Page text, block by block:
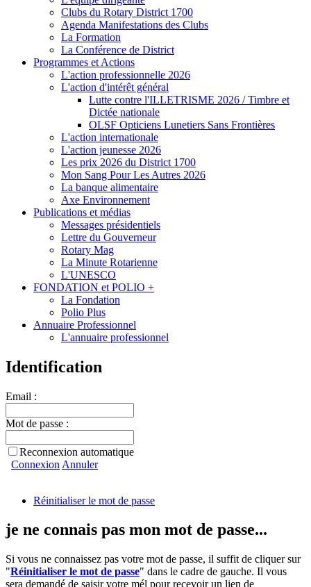
Clubs du Rotary District 1700
Agenda Manifestations des Clubs
La Formation
La Conférence de District
Programmes et Actions
L'action professionnelle 2026
L'action d'intérêt général
Lutte contre l'ILLETRISME 2026 / Timbre et
Dictée nationale
OLSF Opticiens Lunetiers Sans Frontières
L'action internationale
L'action jeunesse 2026
Les prix 2026 du District 1700
Mon Sang Pour Les Autres 2026
La banque alimentaire
Axe Environnement
Publications et médias
Messages présidentiels
Lettre du Gouverneur
Rotary Mag
La Minute Rotarienne
L'UNESCO
FONDATION et POLIO +
La Fondation
Polio Plus
Annuaire Professionnel
L'annuaire professionnel
Identification
Email :
Mot de passe :
Reconnexion automatique
Connexion Annuler
Réinitialiser le mot de passe
je ne connais pas mon mot de passe...
Si vous ne connaissez pas votre mot de passe, il suffit de cliquer sur
"Réinitialiser le mot de passe" dans le cadre de gauche. Il vous
sera demandé de saisir votre mél pour recevoir un lien de